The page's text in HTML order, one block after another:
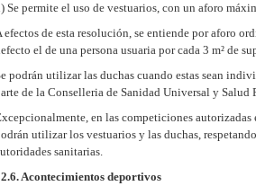
Se permite el uso de vestuarios, con un aforo
efectos de esta resolución, se entiende por aforo
el de una persona usuaria por cada 3 m² de
podrán utilizar las duchas cuando estas sean
de la Conselleria de Sanidad Universal y Salud
en las competiciones
utilizar los vestuarios y las duchas,
sanitarias.
Acontecimientos deportivos